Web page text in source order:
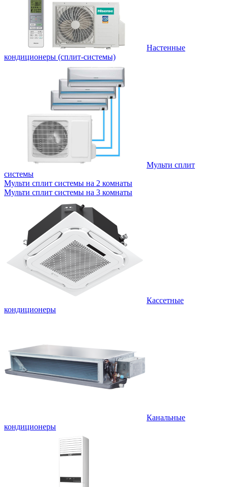
Настенные
кондиционеры (сплит-системы)
Мульти сплит
системы
Мульти сплит системы на 2 комнаты
Мульти сплит системы на 3 комнаты
Кассетные
кондиционеры
Канальные
кондиционеры